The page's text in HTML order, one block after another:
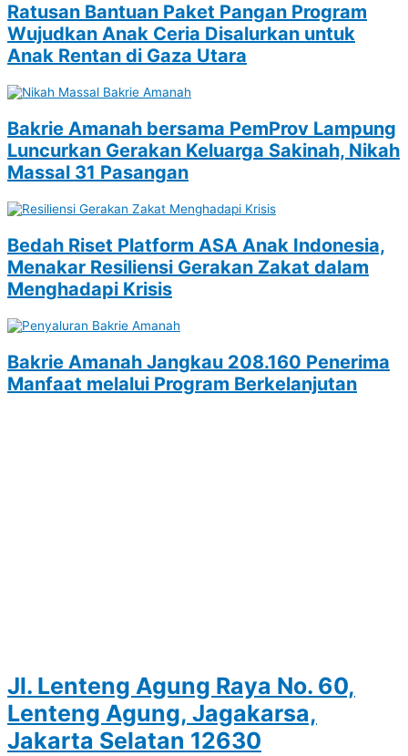
Ratusan Bantuan Paket Pangan Program
Wujudkan Anak Ceria Disalurkan untuk
Anak Rentan di Gaza Utara
Bakrie Amanah bersama PemProv Lampung
Luncurkan Gerakan Keluarga Sakinah, Nikah
Massal 31 Pasangan
Bedah Riset Platform ASA Anak Indonesia,
Menakar Resiliensi Gerakan Zakat dalam
Menghadapi Krisis
Bakrie Amanah Jangkau 208.160 Penerima
Manfaat melalui Program Berkelanjutan
Jl. Lenteng Agung Raya No. 60,
Lenteng Agung, Jagakarsa,
Jakarta Selatan 12630